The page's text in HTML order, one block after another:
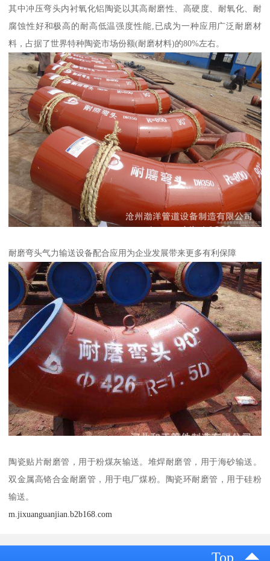
其中冲压弯头内衬氧化铝陶瓷以其高耐磨性、高硬度、耐氧化、耐
腐蚀性好和极高的耐高低温强度性能,已成为一种应用广泛耐磨材
料，占据了世界特种陶瓷市场份额(耐磨材料)的80%左右。
耐磨弯头气力输送设备配合应用为企业发展带来更多有利保障
陶瓷贴片耐磨管，用于粉煤灰输送。堆焊耐磨管，用于海砂输送。
双金属高铬合金耐磨管，用于电厂煤粉。陶瓷环耐磨管，用于硅粉
输送。
m.jixuanguanjian.b2b168.com
Top